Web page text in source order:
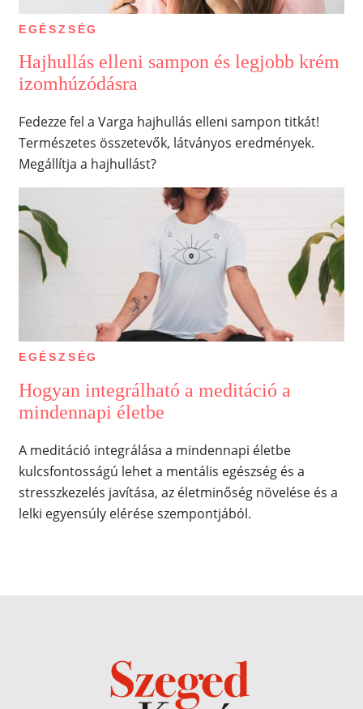
EGÉSZSÉG
Hajhullás elleni sampon és legjobb krém
izomhúzódásra
Fedezze fel a Varga hajhullás elleni sampon titkát!
Természetes összetevők, látványos eredmények.
Megállítja a hajhullást?
EGÉSZSÉG
Hogyan integrálható a meditáció a
mindennapi életbe
A meditáció integrálása a mindennapi életbe
kulcsfontosságú lehet a mentális egészség és a
stresszkezelés javítása, az életminőség növelése és a
lelki egyensúly elérése szempontjából.